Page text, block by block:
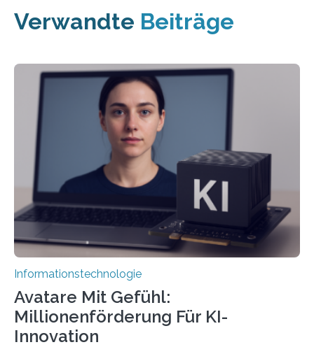
Verwandte Beiträge
Informationstechnologie
Avatare Mit Gefühl:
Millionenförderung Für KI-
Innovation